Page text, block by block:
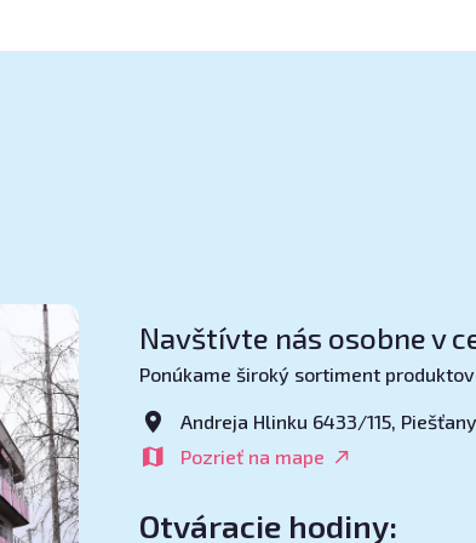
Navštívte nás osobne v
Ponúkame široký sortiment
Andreja Hlinku 6433/115,
Pozrieť na mape
Otváracie hodiny: